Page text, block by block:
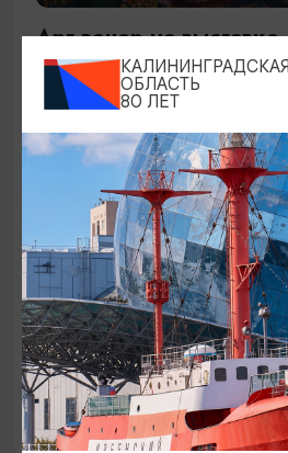
Арт-вечер на
страсти»
14.08.2026 18:00
Калининград,
изобразительных искусств
ОТ 300₽
КАЛИНИНГРАДСКАЯ
ОБЛАСТЬ
80 ЛЕТ